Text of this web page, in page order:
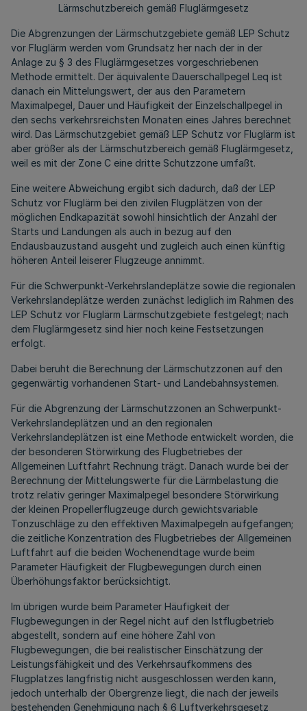
Lärmschutzbereich gemäß Fluglärmgesetz
Die Abgrenzungen der Lärmschutzgebiete gemäß LEP Schutz
vor Fluglärm werden vom Grundsatz her nach der in der
Anlage zu § 3 des Fluglärmgesetzes vorgeschriebenen
Methode ermittelt. Der äquivalente Dauerschallpegel Leq ist
danach ein Mittelungswert, der aus den Parametern
Maximalpegel, Dauer und Häufigkeit der Einzelschallpegel in
den sechs verkehrsreichsten Monaten eines Jahres berechnet
wird. Das Lärmschutzgebiet gemäß LEP Schutz vor Fluglärm ist
aber größer als der Lärmschutzbereich gemäß Fluglärmgesetz,
weil es mit der Zone C eine dritte Schutzzone umfaßt.
Eine weitere Abweichung ergibt sich dadurch, daß der LEP
Schutz vor Fluglärm bei den zivilen Flugplätzen von der
möglichen Endkapazität sowohl hinsichtlich der Anzahl der
Starts und Landungen als auch in bezug auf den
Endausbauzustand ausgeht und zugleich auch einen künftig
höheren Anteil leiserer Flugzeuge annimmt.
Für die Schwerpunkt-Verkehrslandeplätze sowie die regionalen
Verkehrslandeplätze werden zunächst lediglich im Rahmen des
LEP Schutz vor Fluglärm Lärmschutzgebiete festgelegt; nach
dem Fluglärmgesetz sind hier noch keine Festsetzungen
erfolgt.
Dabei beruht die Berechnung der Lärmschutzzonen auf den
gegenwärtig vorhandenen Start- und Landebahnsystemen.
Für die Abgrenzung der Lärmschutzzonen an Schwerpunkt-
Verkehrslandeplätzen und an den regionalen
Verkehrslandeplätzen ist eine Methode entwickelt worden, die
der besonderen Störwirkung des Flugbetriebes der
Allgemeinen Luftfahrt Rechnung trägt. Danach wurde bei der
Berechnung der Mittelungswerte für die Lärmbelastung die
trotz relativ geringer Maximalpegel besondere Störwirkung
der kleinen Propellerflugzeuge durch gewichtsvariable
Tonzuschläge zu den effektiven Maximalpegeln aufgefangen;
die zeitliche Konzentration des Flugbetriebes der Allgemeinen
Luftfahrt auf die beiden Wochenendtage wurde beim
Parameter Häufigkeit der Flugbewegungen durch einen
Überhöhungsfaktor berücksichtigt.
Im übrigen wurde beim Parameter Häufigkeit der
Flugbewegungen in der Regel nicht auf den Istflugbetrieb
abgestellt, sondern auf eine höhere Zahl von
Flugbewegungen, die bei realistischer Einschätzung der
Leistungsfähigkeit und des Verkehrsaufkommens des
Flugplatzes langfristig nicht ausgeschlossen werden kann,
jedoch unterhalb der Obergrenze liegt, die nach der jeweils
bestehenden Genehmigung nach § 6 Luftverkehrsgesetz